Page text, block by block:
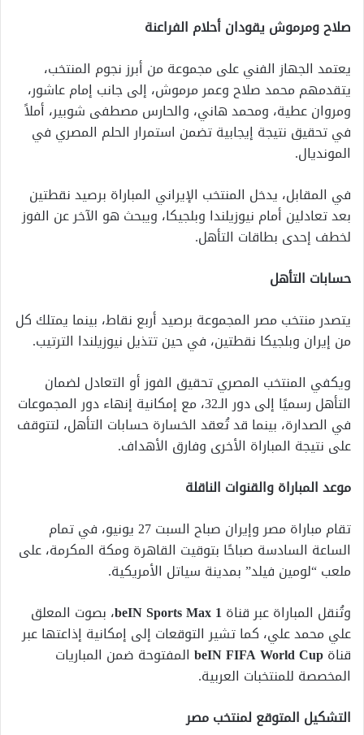
صلاح ومرموش يقودان أحلام الفراعنة
يعتمد الجهاز الفني على مجموعة من أبرز نجوم المنتخب،
يتقدمهم محمد صلاح وعمر مرموش، إلى جانب إمام عاشور،
ومروان عطية، ومحمد هاني، والحارس مصطفى شوبير، أملاً
في تحقيق نتيجة إيجابية تضمن استمرار الحلم المصري في
المونديال.
في المقابل، يدخل المنتخب الإيراني المباراة برصيد نقطتين
بعد تعادلين أمام نيوزيلندا وبلجيكا، ويبحث هو الآخر عن الفوز
لخطف إحدى بطاقات التأهل.
حسابات التأهل
يتصدر منتخب مصر المجموعة برصيد أربع نقاط، بينما يمتلك كل
من إيران وبلجيكا نقطتين، في حين تتذيل نيوزيلندا الترتيب.
ويكفي المنتخب المصري تحقيق الفوز أو التعادل لضمان
التأهل رسميًا إلى دور الـ32، مع إمكانية إنهاء دور المجموعات
في الصدارة، بينما قد تُعقد الخسارة حسابات التأهل، لتتوقف
على نتيجة المباراة الأخرى وفارق الأهداف.
موعد المباراة والقنوات الناقلة
تقام مباراة مصر وإيران صباح السبت 27 يونيو، في تمام
الساعة السادسة صباحًا بتوقيت القاهرة ومكة المكرمة، على
ملعب “لومين فيلد” بمدينة سياتل الأمريكية.
وتُنقل المباراة عبر قناةbeIN Sports Max 1، بصوت المعلق
علي محمد علي، كما تشير التوقعات إلى إمكانية إذاعتها عبر
قناةbeIN FIFA World Cup المفتوحة ضمن المباريات
المخصصة للمنتخبات العربية.
التشكيل المتوقع لمنتخب مصر